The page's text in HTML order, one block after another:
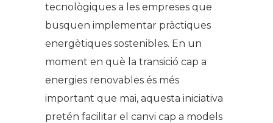
tecnològiques a les empreses que
busquen implementar pràctiques
energètiques sostenibles. En un
moment en què la transició cap a
energies renovables és més
important que mai, aquesta iniciativa
pretén facilitar el canvi cap a models